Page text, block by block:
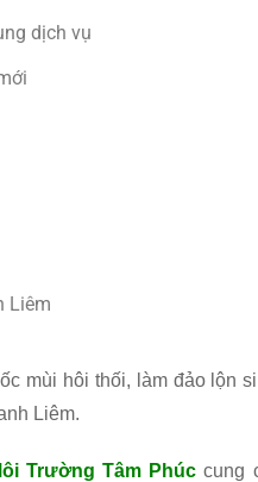
dịch vụ
Liêm
mùi hôi thối, làm đảo lộn
Liêm.
Trường Tâm Phúc cung